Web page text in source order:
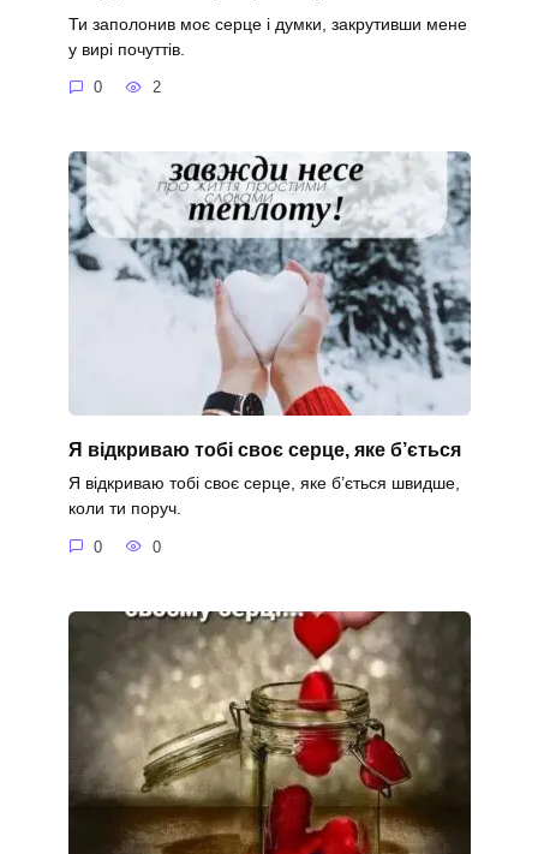
Ти заполонив моє серце і думки, закрутивши мене
у вирі почуттів.
0 2
Я відкриваю тобі своє серце, яке б’ється
Я відкриваю тобі своє серце, яке б’ється швидше,
коли ти поруч.
0 0